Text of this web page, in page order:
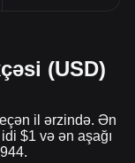
(USD)
il ərzində. Ən
$1 və ən aşağı